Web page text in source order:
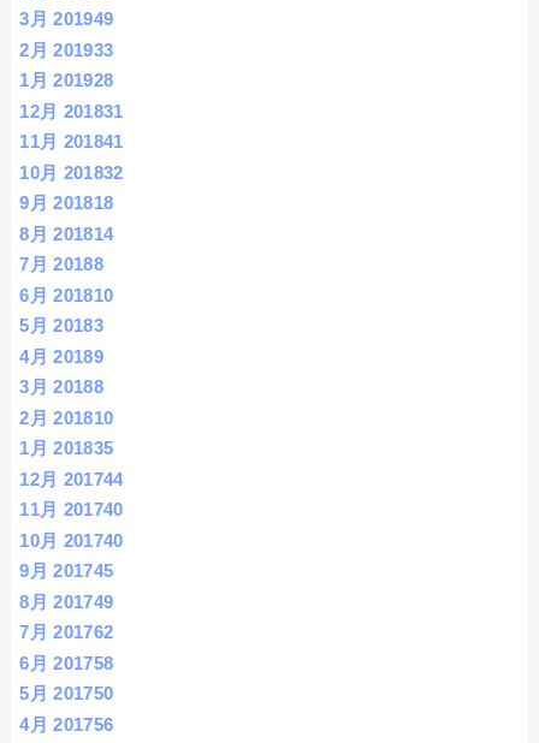
3月 201949
2月 201933
1月 201928
12月 201831
11月 201841
10月 201832
9月 201818
8月 201814
7月 20188
6月 201810
5月 20183
4月 20189
3月 20188
2月 201810
1月 201835
12月 201744
11月 201740
10月 201740
9月 201745
8月 201749
7月 201762
6月 201758
5月 201750
4月 201756